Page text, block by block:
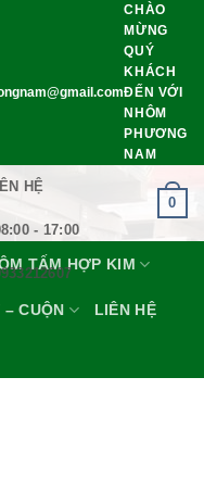
CHÀO
MỪNG
QUÝ
KHÁCH
ĐẾN VỚI
NHÔM
PHƯƠNG
NAM
HỆ
- 17:00
0
TẤM HỢP KIM
– CUỘN LIÊN HỆ